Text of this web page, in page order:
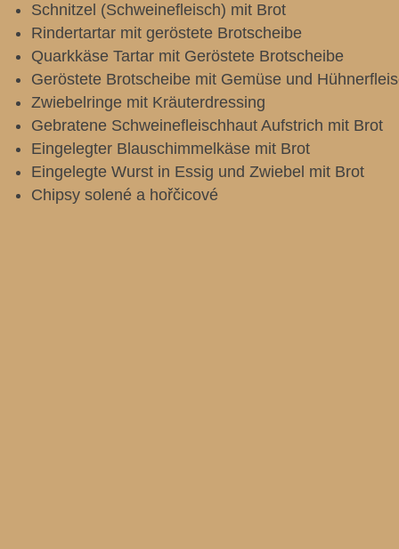
Schnitzel (Schweinefleisch) mit Brot
Rindertartar mit geröstete Brotscheibe
Quarkkäse Tartar mit Geröstete Brotscheibe
Geröstete Brotscheibe mit Gemüse und
Zwiebelringe mit Kräuterdressing
Gebratene Schweinefleischhaut Aufstrich mit Brot
Eingelegter Blauschimmelkäse mit Brot
Eingelegte Wurst in Essig und Zwiebel mit Brot
Chipsy solené a hořčicové